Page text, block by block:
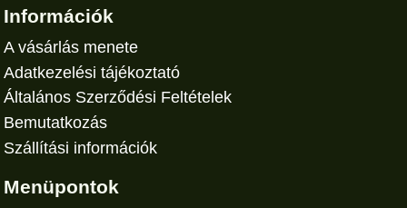
Információk
A vásárlás menete
Adatkezelési tájékoztató
Általános Szerződési Feltételek
Bemutatkozás
Szállítási információk
Menüpontok